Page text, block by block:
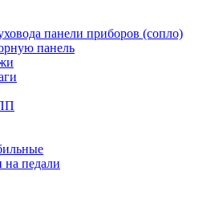
панели приборов (сопло)
панель
на педали